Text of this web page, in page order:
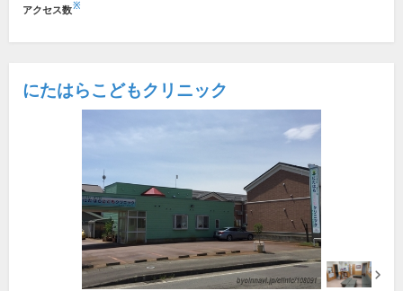
アクセス数※
にたはらこどもクリニック